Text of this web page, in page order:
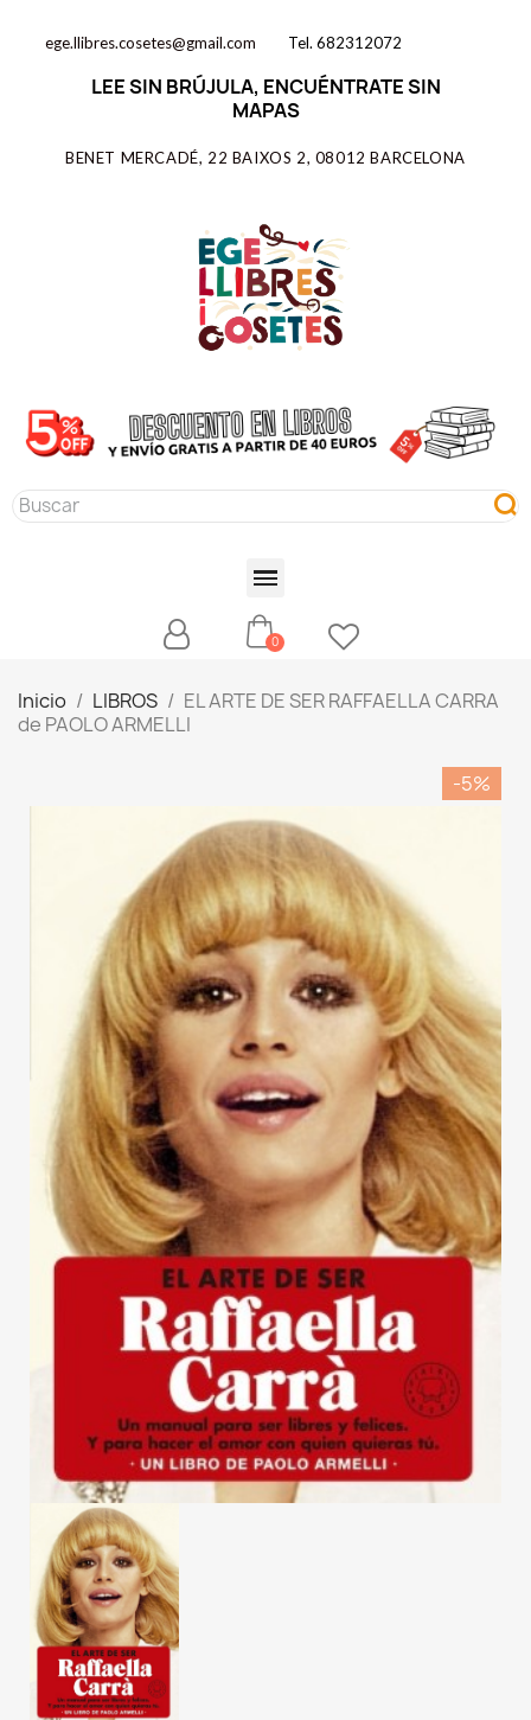
ege.llibres.cosetes@gmail.com Tel. 682312072
LEE SIN BRÚJULA, ENCUÉNTRATE SIN
MAPAS
BENET MERCADÉ, 22 BAIXOS 2, 08012 BARCELONA
Inicio LIBROS
EL ARTE DE SER RAFFAELLA CARRA
de PAOLO ARMELLI
-5%